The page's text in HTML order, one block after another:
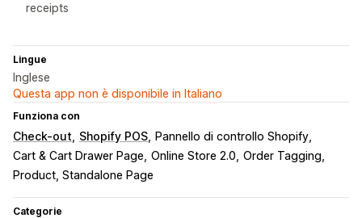
receipts
Lingue
Inglese
Questa app non è disponibile in Italiano
Funziona con
Check-out Shopify POS
Pannello di controllo Shopify
Cart & Cart Drawer Page Online Store 2.0 Order Tagging
Product, Standalone Page
Categorie